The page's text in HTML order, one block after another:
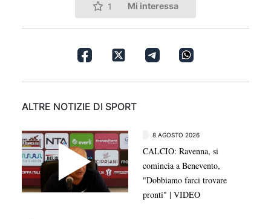
1 Mi interessa
ALTRE NOTIZIE DI SPORT
8 AGOSTO 2026
CALCIO: Ravenna, si
comincia a Benevento,
"Dobbiamo farci trovare
pronti" | VIDEO